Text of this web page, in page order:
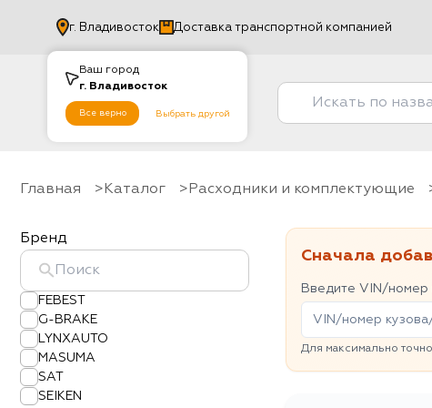
Ваш город
г. Владивосток
Все верно Выбрать другой
г. Владивосток Доставка транспортной компанией
Главная Каталог Расходники и комплектующие
Бренд
FEBEST
G-BRAKE
LYNXAUTO
MASUMA
SAT
SEIKEN
Сначала
Введите VIN/номер
Для максимально